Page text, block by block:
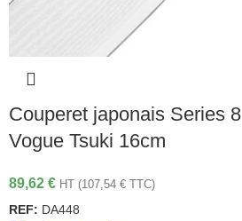
Couperet japonais Series 8
Vogue Tsuki 16cm
89,62 € HT (107,54 € TTC)
REF: DA448